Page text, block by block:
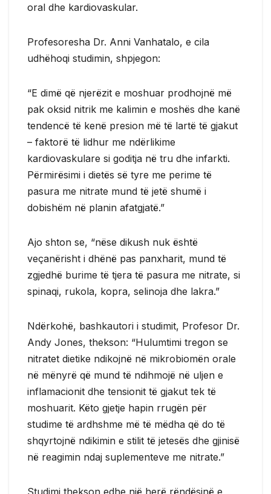
oral dhe kardiovaskular.
Profesoresha Dr. Anni Vanhatalo, e cila
udhëhoqi studimin, shpjegon:
“E dimë që njerëzit e moshuar prodhojnë më
pak oksid nitrik me kalimin e moshës dhe kanë
tendencë të kenë presion më të lartë të gjakut
– faktorë të lidhur me ndërlikime
kardiovaskulare si goditja në tru dhe infarkti.
Përmirësimi i dietës së tyre me perime të
pasura me nitrate mund të jetë shumë i
dobishëm në planin afatgjatë.”
Ajo shton se, “nëse dikush nuk është
veçanërisht i dhënë pas panxharit, mund të
zgjedhë burime të tjera të pasura me nitrate, si
spinaqi, rukola, kopra, selinoja dhe lakra.”
Ndërkohë, bashkautori i studimit, Profesor Dr.
Andy Jones, thekson: “Hulumtimi tregon se
nitratet dietike ndikojnë në mikrobiomën orale
në mënyrë që mund të ndihmojë në uljen e
inflamacionit dhe tensionit të gjakut tek të
moshuarit. Këto gjetje hapin rrugën për
studime të ardhshme më të mëdha që do të
shqyrtojnë ndikimin e stilit të jetesës dhe gjinisë
në reagimin ndaj suplementeve me nitrate.”
Studimi thekson edhe një herë rëndësinë e